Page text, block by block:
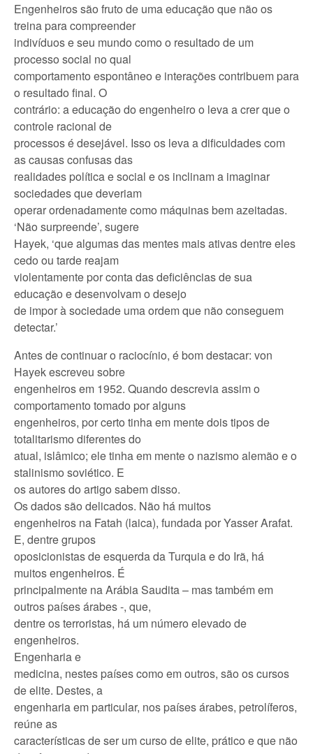
Engenheiros são fruto de uma educação que não os
treina para compreender
indivíduos e seu mundo como o resultado de um
processo social no qual
comportamento espontâneo e interações contribuem para
o resultado final. O
contrário: a educação do engenheiro o leva a crer que o
controle racional de
processos é desejável. Isso os leva a dificuldades com
as causas confusas das
realidades política e social e os inclinam a imaginar
sociedades que deveriam
operar ordenadamente como máquinas bem azeitadas.
‘Não surpreende’, sugere
Hayek, ‘que algumas das mentes mais ativas dentre eles
cedo ou tarde reajam
violentamente por conta das deficiências de sua
educação e desenvolvam o desejo
de impor à sociedade uma ordem que não conseguem
detectar.’
Antes de continuar o raciocínio, é bom destacar: von
Hayek escreveu sobre
engenheiros em 1952. Quando descrevia assim o
comportamento tomado por alguns
engenheiros, por certo tinha em mente dois tipos de
totalitarismo diferentes do
atual, islâmico; ele tinha em mente o nazismo alemão e o
stalinismo soviético. E
os autores do artigo sabem disso.
Os dados são delicados. Não há muitos
engenheiros na Fatah (laica), fundada por Yasser Arafat.
E, dentre grupos
oposicionistas de esquerda da Turquia e do Irã, há
muitos engenheiros. É
principalmente na Arábia Saudita – mas também em
outros países árabes -, que,
dentre os terroristas, há um número elevado de
engenheiros.
Engenharia e
medicina, nestes países como em outros, são os cursos
de elite. Destes, a
engenharia em particular, nos países árabes, petrolíferos,
reúne as
características de ser um curso de elite, prático e que não